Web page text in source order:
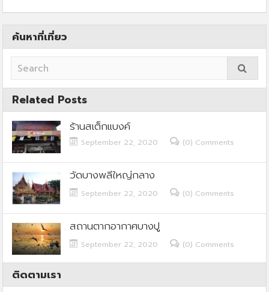
ค้นหาที่เที่ยว
Related Posts
ร้านสเต็กแบงค์
September 22, 2020 (0) Comments
วัดบางพลีใหญ่กลาง
September 22, 2020 (0) Comments
สถานตากอากาศบางปู
September 22, 2020 (0) Comments
ติดตามเรา